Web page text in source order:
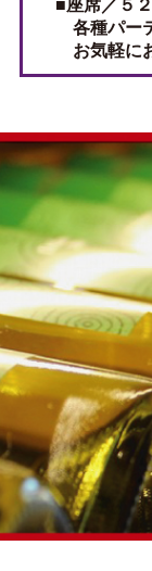
■座席／５
各種パー
お気軽に